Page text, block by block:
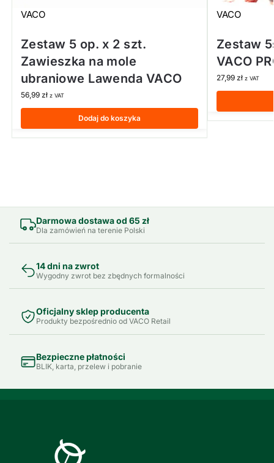
VACO
Zestaw 5 op. x 2 szt.
Zawieszka na mole
ubraniowe Lawenda VACO
56,99 zł z VAT
Dodaj do koszyka
VACO
Zestaw
VACO
27,99 zł z VAT
Darmowa dostawa od 65 zł
Dla zamówień na terenie Polski
14 dni na zwrot
Wygodny zwrot bez zbędnych formalności
Oficjalny sklep producenta
Produkty bezpośrednio od VACO Retail
Bezpieczne płatności
BLIK, karta, przelew i pobranie